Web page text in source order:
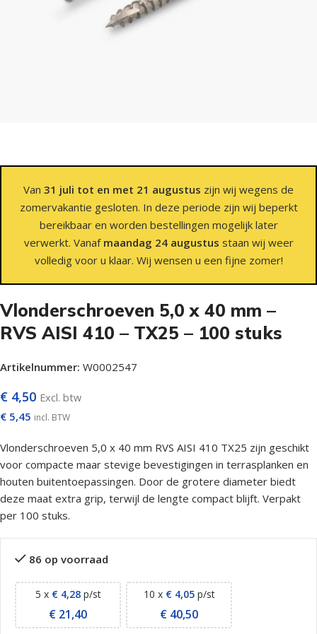
Van 31 juli tot en met 21 augustus zijn wij wegens de
zomervakantie gesloten. In deze periode zijn wij beperkt
bereikbaar en worden bestellingen mogelijk later
verwerkt. Vanaf maandag 24 augustus staan wij weer
volledig voor u klaar. Wij wensen u een fijne zomer!
Vlonderschroeven 5,0 x 40 mm –
RVS AISI 410 – TX25 – 100 stuks
Artikelnummer: W0002547
€ 4,50 Excl. btw
€ 5,45 incl. BTW
Vlonderschroeven 5,0 x 40 mm RVS AISI 410 TX25 zijn geschikt
voor compacte maar stevige bevestigingen in terrasplanken en
houten buitentoepassingen. Door de grotere diameter biedt
deze maat extra grip, terwijl de lengte compact blijft. Verpakt
per 100 stuks.
86 op voorraad
5 x €4,28p/st
€ 21,40
10 x €4,05p/st
€ 40,50